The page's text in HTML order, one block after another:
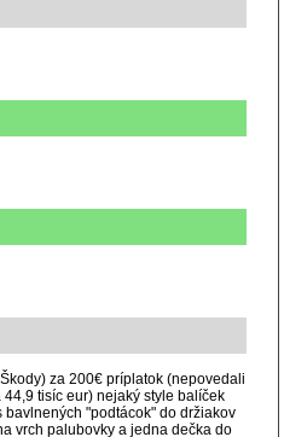
za 200€ príplatok (nepovedali
tisíc eur) nejaký style balíček
"podtácok" do držiakov
vrch palubovky a jedna dečka do